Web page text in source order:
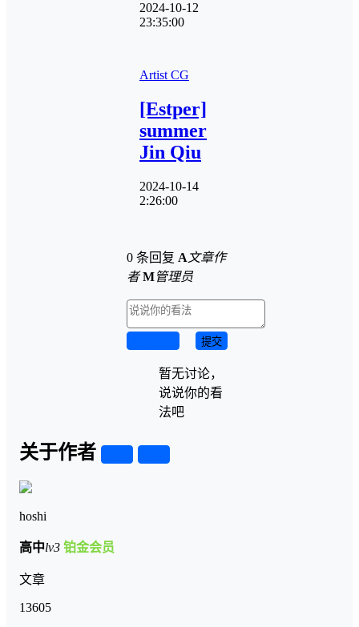
2024-10-12
23:35:00
Artist CG
[Estper]
summer
Jin Qiu
2024-10-14
2:26:00
0 条回复 A 文章作
者 M管理员
提交
暂无讨论，
说说你的看
法吧
关于作者
hoshi
高中lv3 铂金会员
文章
13605